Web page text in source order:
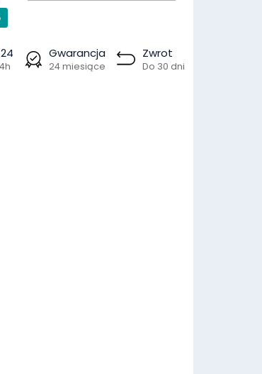
24h
Gwarancja
24 miesiące
Zwrot
Do 30 dni